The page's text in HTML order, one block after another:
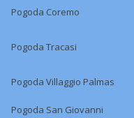
Pogoda Coremo
Pogoda Tracasi
Pogoda Villaggio Palmas
Pogoda San Giovanni